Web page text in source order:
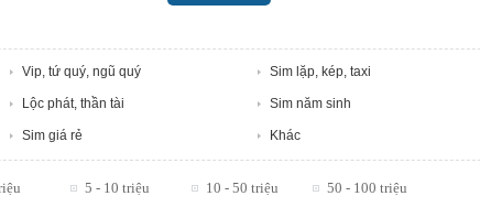
Vip, tứ quý, ngũ quý Sim lặp, kép, taxi
Lộc phát, thần tài Sim năm sinh
Sim giá rẻ Khác
5 - 10 triệu 10 - 50 triệu
50 - 100 triệu